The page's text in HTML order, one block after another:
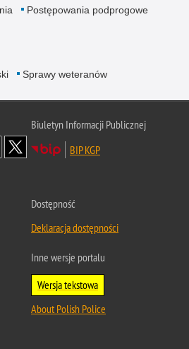
Postępowania podprogowe
Sprawy weteranów
Biuletyn Informacji Publicznej
BIP KGP
Dostępność
Deklaracja dostępności
Inne wersje portalu
Wersja tekstowa
About Polish Police